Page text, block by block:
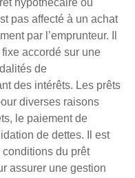
hypothécaire ou
pas affecté à un achat
par l’emprunteur. Il
fixe accordé sur une
de
des intérêts. Les prêts
diverses raisons
le paiement de
de dettes. Il est
du prêt
assurer une gestion